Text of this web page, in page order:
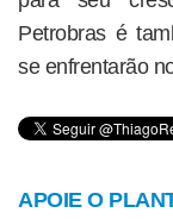
Petrobras é
se enfrentarão
APOIE O